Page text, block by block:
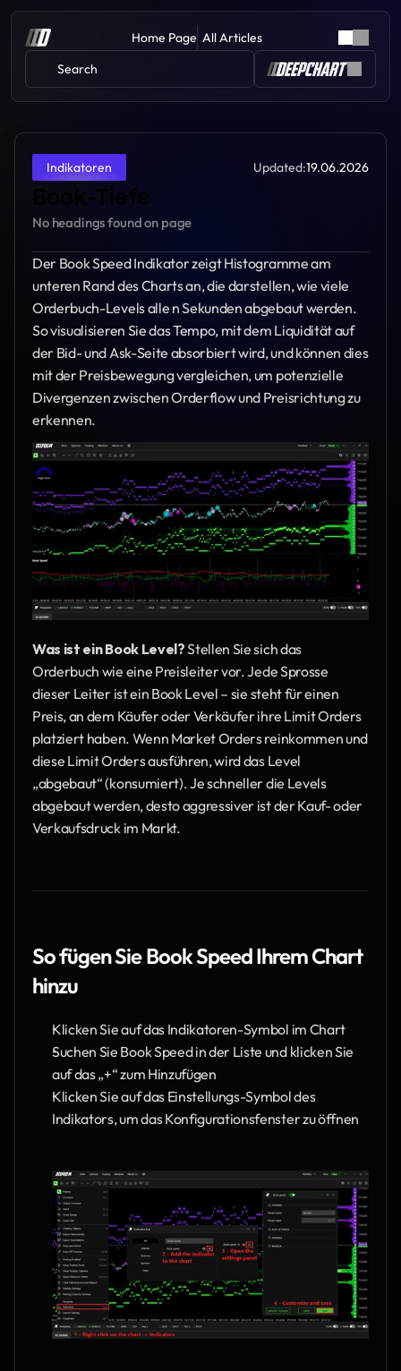
Home Page All Articles
Search
Indikatoren Updated:19.06.2026
Book-Tiefe
No headings found on page
Der Book Speed Indikator zeigt Histogramme am
unteren Rand des Charts an, die darstellen, wie viele
Orderbuch-Levels alle n Sekunden abgebaut werden.
So visualisieren Sie das Tempo, mit dem Liquidität auf
der Bid- und Ask-Seite absorbiert wird, und können dies
mit der Preisbewegung vergleichen, um potenzielle
Divergenzen zwischen Orderflow und Preisrichtung zu
erkennen.
Was ist ein Book Level? Stellen Sie sich das
Orderbuch wie eine Preisleiter vor. Jede Sprosse
dieser Leiter ist ein Book Level – sie steht für einen
Preis, an dem Käufer oder Verkäufer ihre Limit Orders
platziert haben. Wenn Market Orders reinkommen und
diese Limit Orders ausführen, wird das Level
„abgebaut“ (konsumiert). Je schneller die Levels
abgebaut werden, desto aggressiver ist der Kauf- oder
Verkaufsdruck im Markt.
So fügen Sie Book Speed Ihrem Chart
hinzu
Klicken Sie auf das Indikatoren-Symbol im Chart
Suchen Sie Book Speed in der Liste und klicken Sie
auf das „+“ zum Hinzufügen
Klicken Sie auf das Einstellungs-Symbol des
Indikators, um das Konfigurationsfenster zu öffnen